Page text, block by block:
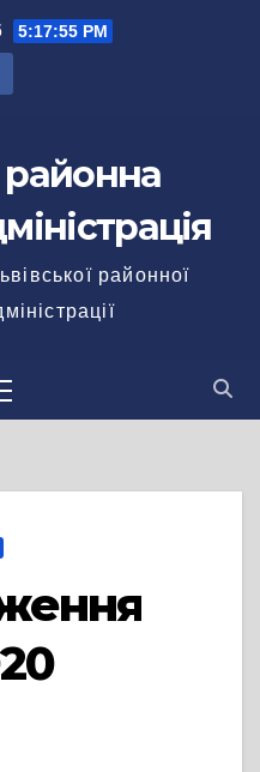
5:17:55 PM
районна
районної